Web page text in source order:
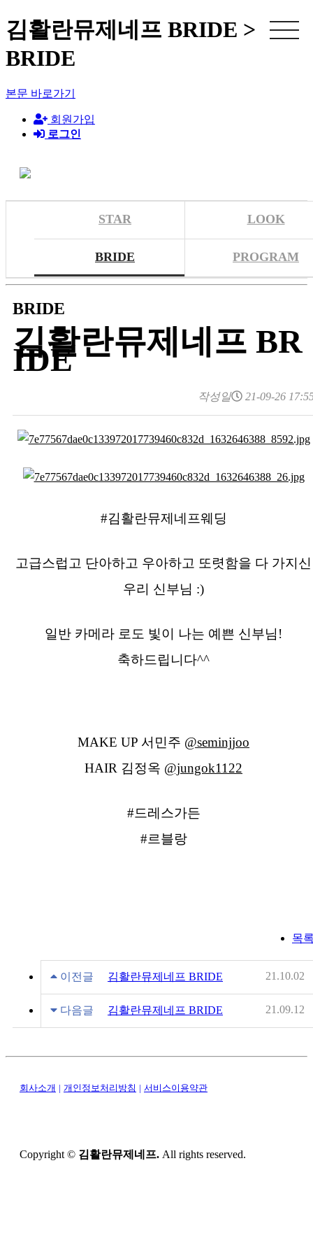
김활란뮤제네프 BRIDE >
BRIDE
본문 바로가기
회원가입
로그인
STAR LOOK
BRIDE PROGRAM
BRIDE
김활란뮤제네프 BR
IDE
작성일 21-09-26
#김활란뮤제네프웨딩
고급스럽고 단아하고 우아하고 또렷함을 다 가지신
우리 신부님 :)
일반 카메라 로도 빛이 나는 예쁜 신부님!
축하드립니다^^
MAKE UP 서민주 @seminjjoo
HAIR 김정옥 @jungok1122
#드레스가든
#르블랑
목
이전글 김활란뮤제네프 BRIDE 21.10.02
다음글 김활란뮤제네프 BRIDE 21.09.12
회사소개 | 개인정보처리방침 | 서비스이용약관
Copyright © 김활란뮤제네프. All rights reserved.